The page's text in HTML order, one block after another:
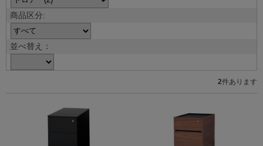
並べ替え：
2件あります